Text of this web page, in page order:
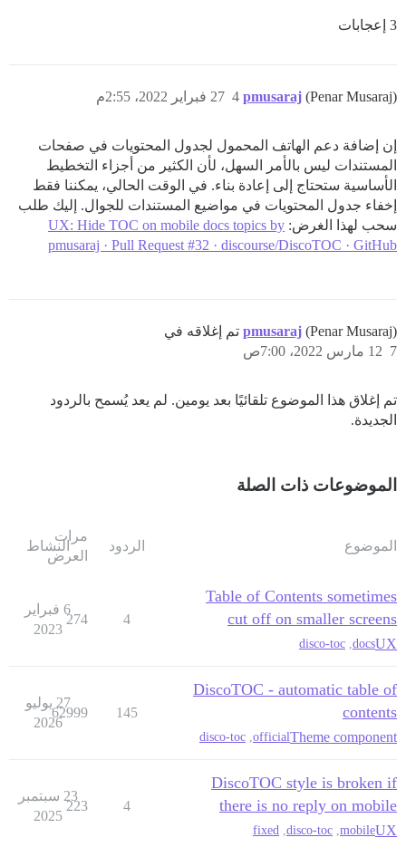
3 إعجابات
pmusaraj (Penar Musaraj) 27 فبراير 2022، 2:55م 4
إن إضافة دعم الهاتف المحمول لجدول المحتويات في صفحات
المستندات ليس بالأمر السهل، لأن الكثير من أجزاء التخطيط
الأساسية ستحتاج إلى إعادة بناء. في الوقت الحالي، يمكننا فقط
إخفاء جدول المحتويات في مواضيع المستندات للجوال. إليك طلب
سحب لهذا الغرض: UX: Hide TOC on mobile docs topics by
pmusaraj · Pull Request #32 · discourse/DiscoTOC · GitHub
pmusaraj (Penar Musaraj) تم إغلاقه في
12 مارس 2022، 7:00ص 7
تم إغلاق هذا الموضوع تلقائيًا بعد يومين. لم يعد يُسمح بالردود
الجديدة.
الموضوعات ذات الصلة
الموضوع الردود
مرات
العرض
النشاط
Table of Contents sometimes
cut off on smaller screens
UX
docs
,
disco-toc
4
274
6 فبراير
2023
DiscoTOC - automatic table of
contents
Theme component
official
,
disco-toc
145
62999
27 يوليو
2026
DiscoTOC style is broken if
there is no reply on mobile
UX
mobile
,
disco-toc
,
fixed
4
223
23 سبتمبر
2025